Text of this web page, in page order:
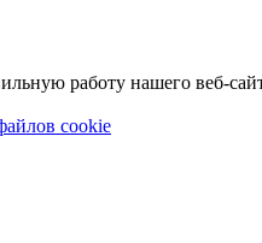
работу нашего веб-
cookie